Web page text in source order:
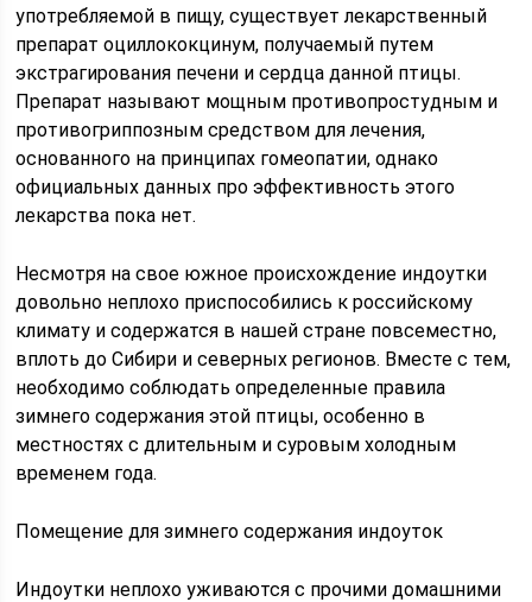
употребляемой в пищу, существует лекарственный
препарат оциллококцинум, получаемый путем
экстрагирования печени и сердца данной птицы.
Препарат называют мощным противопростудным и
противогриппозным средством для лечения,
основанного на принципах гомеопатии, однако
официальных данных про эффективность этого
лекарства пока нет.
Несмотря на свое южное происхождение индоутки
довольно неплохо приспособились к российскому
климату и содержатся в нашей стране повсеместно,
вплоть до Сибири и северных регионов. Вместе с тем,
необходимо соблюдать определенные правила
зимнего содержания этой птицы, особенно в
местностях с длительным и суровым холодным
временем года.
Помещение для зимнего содержания индоуток
Индоутки неплохо уживаются с прочими домашними